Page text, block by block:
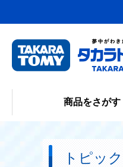
商品をさがす
トピッ